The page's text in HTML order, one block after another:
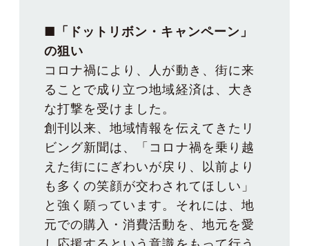
■「ドットリボン・キャンペーン」
コロナ禍により、人が動き、街に来
ることで成り立つ地域経済は、大き
な打撃を受けました。
創刊以来、地域情報を伝えてきたリ
ビング新聞は、「コロナ禍を乗り越
えた街ににぎわいが戻り、以前より
も多くの笑顔が交わされてほしい」
と強く願っています。それには、地
元での購入・消費活動を、地元を愛